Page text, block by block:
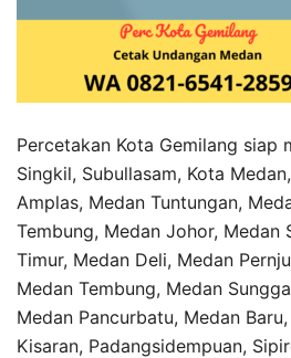
Percetakan Kota Gemilang siap
Singkil, Subullasam, Kota
Amplas, Medan Tuntungan,
Tembung, Medan Johor, Medan
Timur, Medan Deli, Medan
Medan Tembung, Medan
Medan Pancurbatu, Medan
Kisaran, Padangsidempuan,